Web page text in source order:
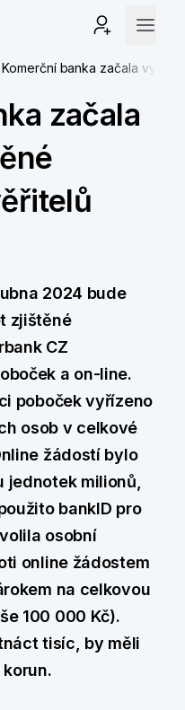
Komerční banka začala
začala
2024 bude
zjištěné
CZ
a on-line.
poboček vyřízeno
osob v celkové
žádostí bylo
jednotek milionů,
bankID pro
osobní
online žádostem
na celkovou
100 000 Kč).
tisíc, by měli